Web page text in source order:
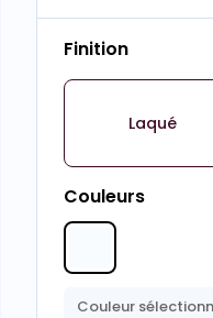
Finition
Laqué
Couleurs
Couleur